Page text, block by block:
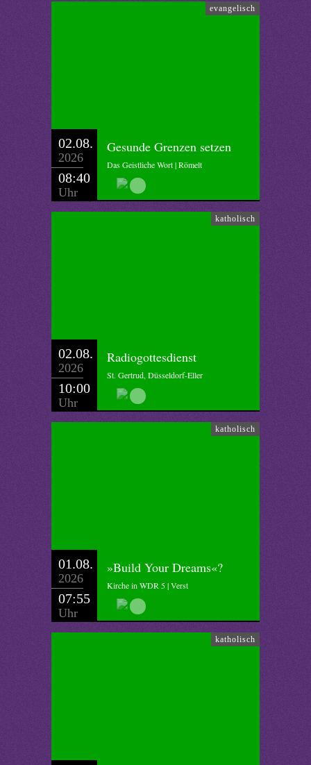
evangelisch
02.08.
2026
08:40
Uhr
Gesunde Grenzen setzen
Das Geistliche Wort | Römelt
katholisch
02.08.
2026
10:00
Uhr
Radiogottesdienst
St. Gertrud, Düsseldorf-Eller
katholisch
01.08.
2026
07:55
Uhr
»Build Your Dreams«?
Kirche in WDR 5 | Verst
katholisch